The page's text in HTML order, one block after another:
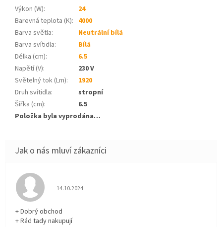
Výkon (W):
24
Barevná teplota (K): 4000
Barva světla:
Neutrální bílá
Barva svítidla:
Bílá
Délka (cm):
6.5
Napětí (V):
230 V
Světelný tok (Lm):
1920
Druh svítidla:
stropní
Šířka (cm):
6.5
Položka byla vyprodána…
Hodnocení obchodu je 5 z 5 hvězdiček.
14.10.2024
+ Dobrý obchod
+ Rád tady nakupují